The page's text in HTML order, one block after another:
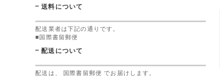
送料について
配送業者は下記の通りです。
■国際書留郵便
配送について
配送は、 国際書留郵便 でお届けします。